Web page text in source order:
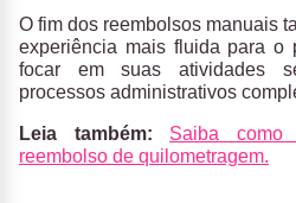
O fim dos reembolsos manuais
experiência mais fluida para o
focar em suas atividades
processos administrativos
Leia também: Saiba
reembolso de quilometragem.